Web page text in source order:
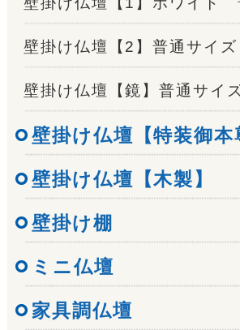
壁掛け仏壇【2】普通サイ
壁掛け仏壇【鏡】普通サイ
壁掛け仏壇【特装御本
壁掛け仏壇【木製】
壁掛け棚
ミニ仏壇
家具調仏壇